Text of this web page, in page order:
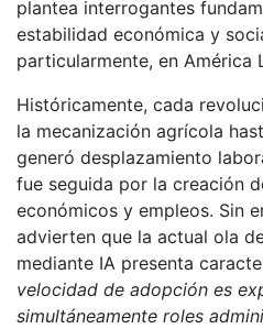
plantea interrogantes
estabilidad económica y
particularmente, en América
Históricamente, cada
la mecanización agrícola
generó desplazamiento
fue seguida por la creación
económicos y empleos. Sin
advierten que la actual ola
mediante IA presenta
velocidad de adopción es
simultáneamente roles